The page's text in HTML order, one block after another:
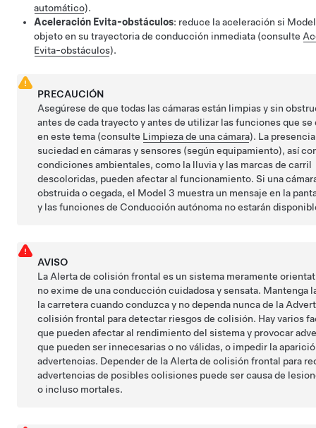
automático).
Aceleración Evita-obstáculos: reduce la aceleración si
objeto en su trayectoria de conducción inmediata (consulte
Evita-obstáculos).
PRECAUCIÓN
Asegúrese de que todas las cámaras están limpias y sin
antes de cada trayecto y antes de utilizar las funciones que
en este tema (consulte Limpieza de una cámara). La
suciedad en cámarasy sensores (según equipamiento), así
condiciones ambientales, como la lluvia y las marcas de carril
descoloridas, pueden afectar al funcionamiento. Si una
obstruida o cegada, el Model 3 muestra un mensaje en la
y las funciones de Conducción autónoma no estarán
AVISO
La Alerta de colisión frontal es un sistema meramente
no exime de una conducción cuidadosa y sensata. Mantenga
la carretera cuando conduzca y no dependa nunca de la
colisión frontal para detectar riesgos de colisión. Hay varios
que pueden afectar al rendimiento del sistema y provocar
que pueden ser innecesarias o no válidas, o impedir la
advertencias. Depender de la Alerta de colisión frontal para
advertencias de posibles colisiones puede ser causa de
o incluso mortales.